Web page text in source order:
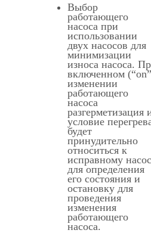
Выбор
работающего
насоса при
использовании
двух насосов для
минимизации
износа насоса.
включенном
изменении
работающего
насоса
разгерметизация
условие
будет
принудительно
относиться к
исправному
для определения
его состояния и
остановку для
проведения
изменения
работающего
насоса.